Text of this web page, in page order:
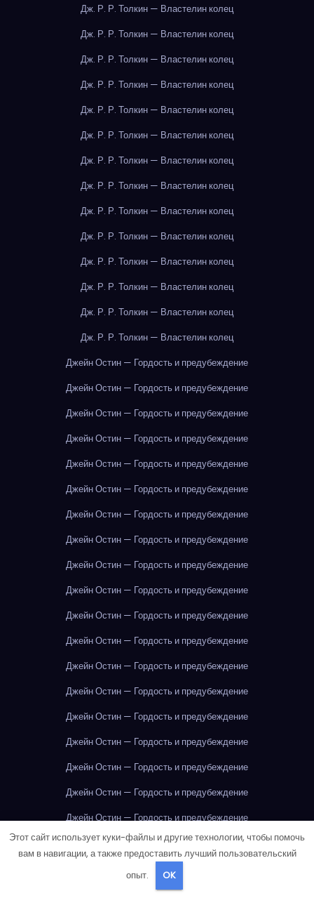
Дж. Р. Р. Толкин — Властелин колец
Дж. Р. Р. Толкин — Властелин колец
Дж. Р. Р. Толкин — Властелин колец
Дж. Р. Р. Толкин — Властелин колец
Дж. Р. Р. Толкин — Властелин колец
Дж. Р. Р. Толкин — Властелин колец
Дж. Р. Р. Толкин — Властелин колец
Дж. Р. Р. Толкин — Властелин колец
Дж. Р. Р. Толкин — Властелин колец
Дж. Р. Р. Толкин — Властелин колец
Дж. Р. Р. Толкин — Властелин колец
Дж. Р. Р. Толкин — Властелин колец
Дж. Р. Р. Толкин — Властелин колец
Дж. Р. Р. Толкин — Властелин колец
Джейн Остин — Гордость и предубеждение
Джейн Остин — Гордость и предубеждение
Джейн Остин — Гордость и предубеждение
Джейн Остин — Гордость и предубеждение
Джейн Остин — Гордость и предубеждение
Джейн Остин — Гордость и предубеждение
Джейн Остин — Гордость и предубеждение
Джейн Остин — Гордость и предубеждение
Джейн Остин — Гордость и предубеждение
Джейн Остин — Гордость и предубеждение
Джейн Остин — Гордость и предубеждение
Джейн Остин — Гордость и предубеждение
Джейн Остин — Гордость и предубеждение
Джейн Остин — Гордость и предубеждение
Джейн Остин — Гордость и предубеждение
Джейн Остин — Гордость и предубеждение
Джейн Остин — Гордость и предубеждение
Джейн Остин — Гордость и предубеждение
Джейн Остин — Гордость и предубеждение
Джейн Остин — Гордость и предубеждение
Джейн Остин — Гордость и предубеждение
Джек Лондон — Белый Клык
Джордж Оруэлл — 1984
Этот сайт использует куки-файлы и другие технологии, чтобы помочь
вам в навигации, а также предоставить лучший пользовательский
опыт.
OK